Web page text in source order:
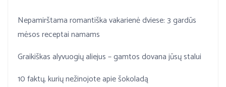
Nepamirštama romantiška vakarienė dviese: 3 gardūs
mėsos receptai namams
Graikiškas alyvuogių aliejus – gamtos dovana jūsų stalui
10 faktų, kurių nežinojote apie šokoladą